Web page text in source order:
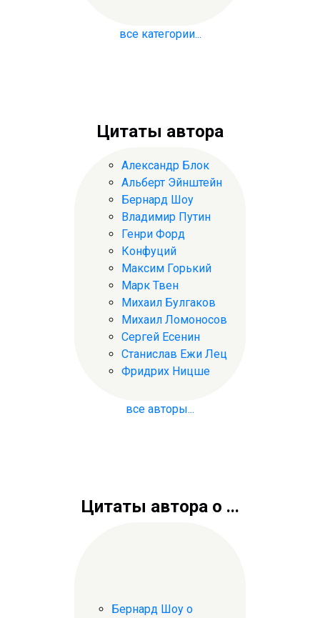
все категории...
Цитаты автора
Александр Блок
Альберт Эйнштейн
Бернард Шоу
Владимир Путин
Генри Форд
Конфуций
Максим Горький
Марк Твен
Михаил Булгаков
Михаил Ломоносов
Сергей Есенин
Станислав Ежи Лец
Фридрих Ницше
все авторы...
Цитаты автора о ...
Бернард Шоу о